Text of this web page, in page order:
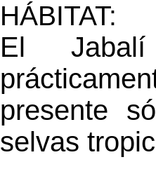
HÁBITAT:
El
presente
selvas